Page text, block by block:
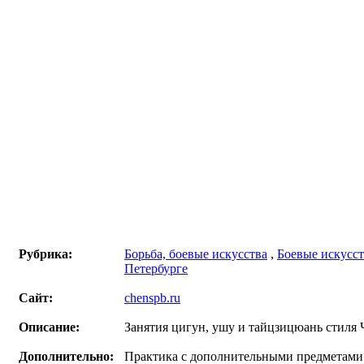
Рубрика: Борьба, боевые искусства , Боевые
Петербурге
Сайт: chenspb.ru
Описание: Занятия цигун, ушу и тайцзицюань стиля
Дополнительно: Практика с дополнительными